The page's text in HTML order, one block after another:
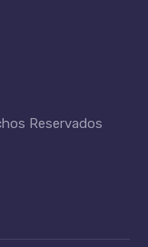
Reservados